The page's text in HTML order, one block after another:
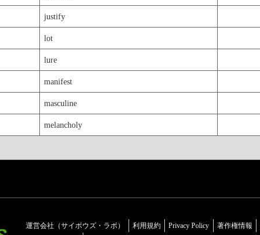
justify
lot
lure
manifest
masculine
melancholy
運営会社（サイボウズ・ラボ） 利用規約 Privacy Policy 著作権情報